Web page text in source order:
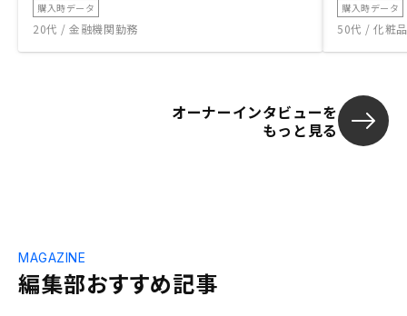
購入時データ
20代 / 金融機関勤務
購入時データ
50代 / 化粧
オーナーインタビューを
もっと見る
編集部おすすめ記事
MAGAZINE